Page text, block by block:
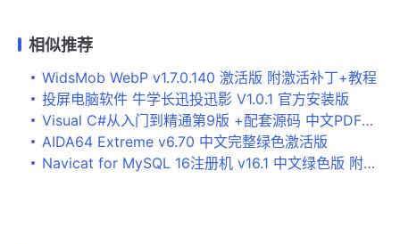
相似推荐
WidsMob WebP v1.7.0.140 激活版 附激活补丁+教程
投屏电脑软件 牛学长迅投迅影 V1.0.1 官方安装版
Visual C#从入门到精通第9版 +配套源码 中文PDF完整版
AIDA64 Extreme v6.70 中文完整绿色激活版
Navicat for MySQL 16注册机 v16.1 中文绿色版 附激活教程